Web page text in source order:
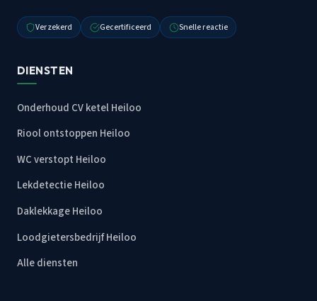
Verzekerd Gecertificeerd Snelle reactie
DIENSTEN
Onderhoud CV ketel Heiloo
Riool ontstoppen Heiloo
WC verstopt Heiloo
Lekdetectie Heiloo
Daklekkage Heiloo
Loodgietersbedrijf Heiloo
Alle diensten